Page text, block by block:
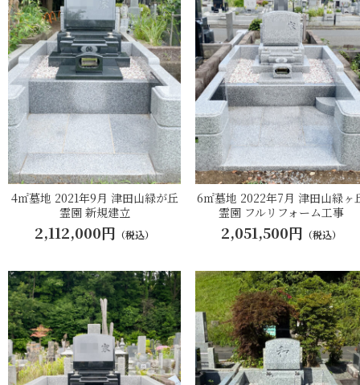
4㎡墓地 2021年9月 津田山緑が丘
霊園 新規建立
2,112,000円 （税込）
6㎡墓地 2022年7月 津田山緑ヶ
霊園 フルリフォーム工事
2,051,500円 （税込）